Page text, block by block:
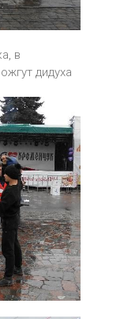
в
дидуха